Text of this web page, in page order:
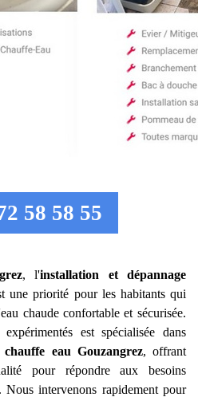
58 58 55
, l'installation et dépannage
une priorité pour les habitants qui
chaude confortable et sécurisée.
est spécialisée dans
eau Gouzangrez, offrant
pour répondre aux besoins
Nous intervenons rapidement pour